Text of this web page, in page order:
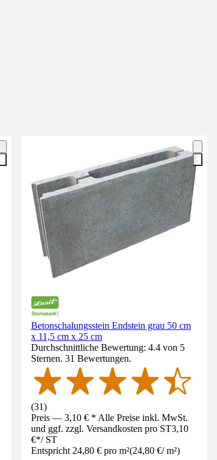
Betonschalungsstein Endstein grau 50 cm
x 11,5 cm x 25 cm
Durchschnittliche Bewertung: 4.4 von 5
Sternen. 31 Bewertungen.
(31)
Preis — 3,10 € * Alle Preise inkl. MwSt.
und ggf. zzgl. Versandkosten pro ST3,10
€*/ ST
Entspricht 24,80 € pro m²(24,80 €/ m²)